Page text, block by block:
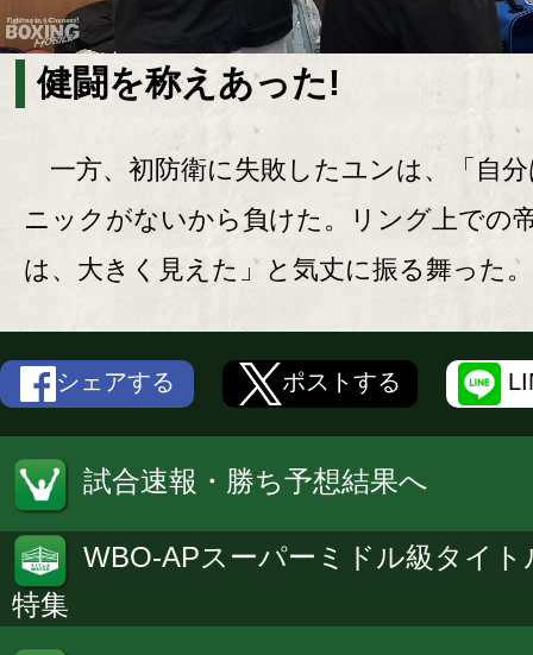
健闘を称えあった!
一方、初防衛に失敗したユンは、「自
ニックがないから負けた。リング上での
は、大きく見えた」と気丈に振る舞った。
シェアする ポストする
試合速報・勝ち予想結果へ
WBO-APスーパーミドル級タイト
特集